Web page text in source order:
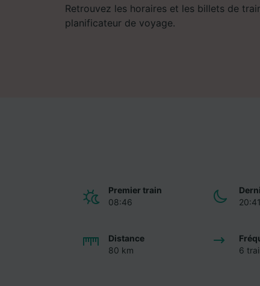
Retrouvez les horaires et les billets de
planificateur de voyage.
Premier train
08:46
20:41
Distance
80 km
6